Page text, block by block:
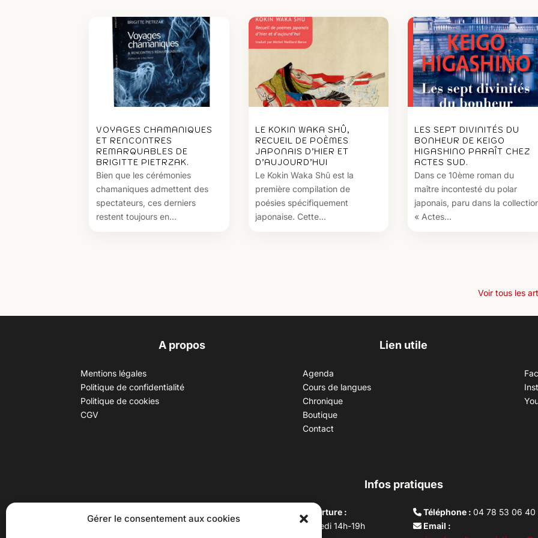
Gérer le consentement aux cookies
VOYAGES CHAMANIQUES
ET RENCONTRES
REMARQUABLES DE
BRIGITTE PIETRZAK.
Bien que les cérémonies
chamaniques admettent des
spectateurs, ces derniers
restent toujours en...
LE KOKIN WAKA SHÛ,
RECUEIL DE POÈMES
JAPONAIS D’HIER ET
D’AUJOURD’HUI
Le Kokin Waka Shû est la
première compilation de
poésies spécifiquement
japonaise. Cette...
LES SEPT DIVINITÉS DU
BONHEUR DE KEIGO
HIGASHINO PARAÎT CHEZ
ACTES SUD.
Dans ce 10ème roman du
maître incontesté du polar
japonais, paru dans la
« Actes...
Voir tous les
A propos
Mentions légales
Politique de confidentialité
Politique de cookies
CGV
Lien utile
Agenda
Cours de langues
Chronique
Boutique
Contact
Infos pratiques
(adresse postale : 62 rue St
Horaires d’ouverture :
Du mardi au vendredi 14h-19h
Téléphone :04 78 53 06 40
Email :